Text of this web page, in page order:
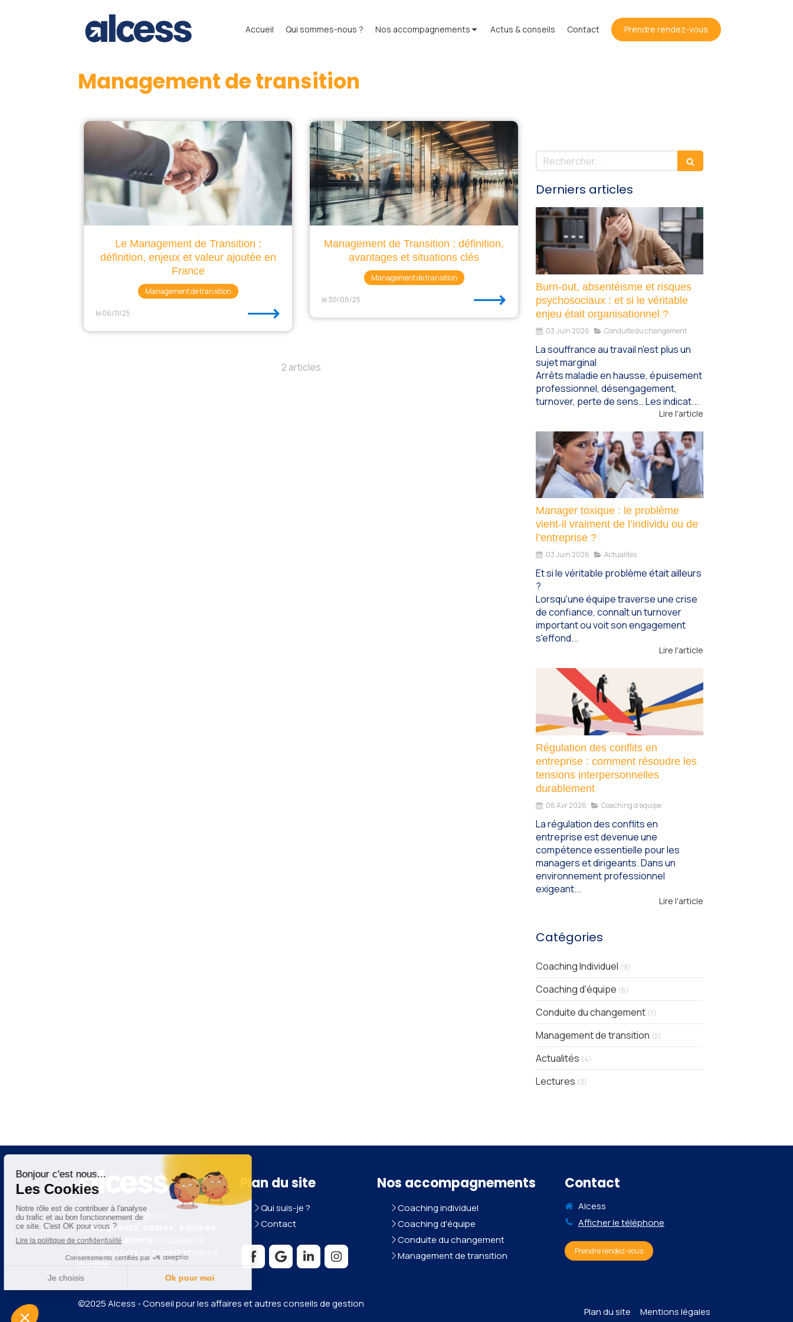
Accueil Qui sommes-nous ? Nos accompagnements Actus & conseils Contact Prendre rendez-vous
Management de transition
Le Management de Transition :
définition, enjeux et valeur ajoutée en
France
Management de transition
le 06/11/25 ⟶
Management de Transition : définition,
avantages et situations clés
Management de transition
le 30/08/25 ⟶
2 articles
Rechercher
Derniers articles
Burn-out, absentéisme et risques
psychosociaux : et si le véritable
enjeu était organisationnel ?
03 Juin 2026 Conduite du changement
La souffrance au travail n'est plus un
sujet marginal
Arrêts maladie en hausse, épuisement
professionnel, désengagement,
turnover, perte de sens… Les indicat...
Lire l'article
Manager toxique : le problème
vient-il vraiment de l’individu ou de
l’entreprise ?
03 Juin 2026 Actualités
Et si le véritable problème était ailleurs
?
Lorsqu'une équipe traverse une crise
de confiance, connaît un turnover
important ou voit son engagement
s'effond...
Lire l'article
Régulation des conflits en
entreprise : comment résoudre les
tensions interpersonnelles
durablement
08 Avr 2026 Coaching d'équipe
La régulation des conflits en
entreprise est devenue une
compétence essentielle pour les
managers et dirigeants. Dans un
environnement professionnel
exigeant...
Lire l'article
Catégories
Coaching Individuel (9)
Coaching d'équipe (6)
Conduite du changement (7)
Management de transition (2)
Actualités (4)
Lectures (3)
Nous accompagnons
lesdirigeants, cadres, équipes
et organisations
sens, de clarté et de performance
durable.
Plan du site
Qui suis-je ?
Contact
Nos accompagnements
Coaching individuel
Coaching d'équipe
Conduite du changement
Management de transition
Contact
Alcess
Afficher le téléphone
Prendre rendez-vous
©2025 Alcess - Conseil pour les affaires et autres conseils de gestion
Plan du site Mentions légales